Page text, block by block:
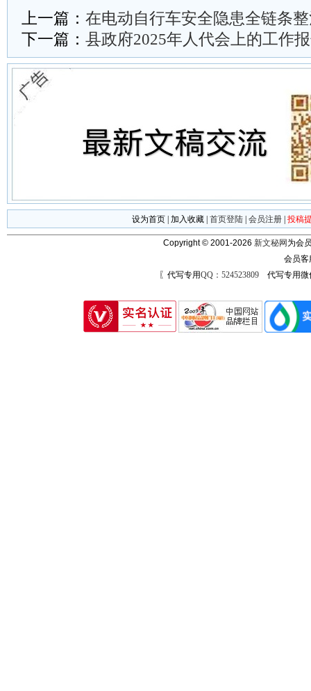
上一篇： 在电动自行车安全隐患全链条
下一篇： 县政府2025年人代会上的工作
设为首页 加入收藏 首页登陆 会员注册 投稿
Copyright © 2001-2026 新文秘网 为会
会员
〖代写专用QQ：524523809代写专用微